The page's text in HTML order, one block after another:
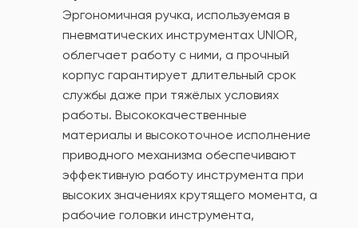
Эргономичная ручка, используемая в
пневматических инструментах UNIOR,
облегчает работу с ними, а прочный
корпус гарантирует длительный срок
службы даже при тяжёлых условиях
работы. Высококачественные
материалы и высокоточное исполнение
приводного механизма обеспечивают
эффективную работу инструмента при
высоких значениях крутящего момента, а
рабочие головки инструмента,